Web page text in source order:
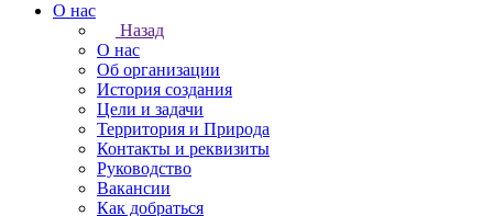
О нас
Назад
О нас
Об организации
История создания
Цели и задачи
Территория и Природа
Контакты и реквизиты
Руководство
Вакансии
Как добраться